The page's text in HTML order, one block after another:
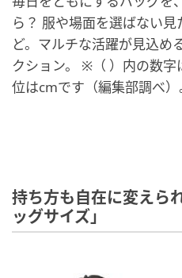
ら？ 服や場面を選ばない
ど。マルチな活躍が見込め
クション。 ※（ ）内の数
位はcmです（編集部調べ）
持ち方も自在に変えら
ッグサイズ」